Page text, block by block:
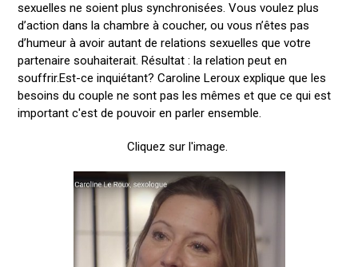
sexuelles ne soient plus synchronisées. Vous voulez plus
d’action dans la chambre à coucher, ou vous n’êtes pas
d’humeur à avoir autant de relations sexuelles que votre
partenaire souhaiterait. Résultat : la relation peut en
souffrir.Est-ce inquiétant? Caroline Leroux explique que les
besoins du couple ne sont pas les mêmes et que ce qui est
important c'est de pouvoir en parler ensemble.
Cliquez sur l'image.